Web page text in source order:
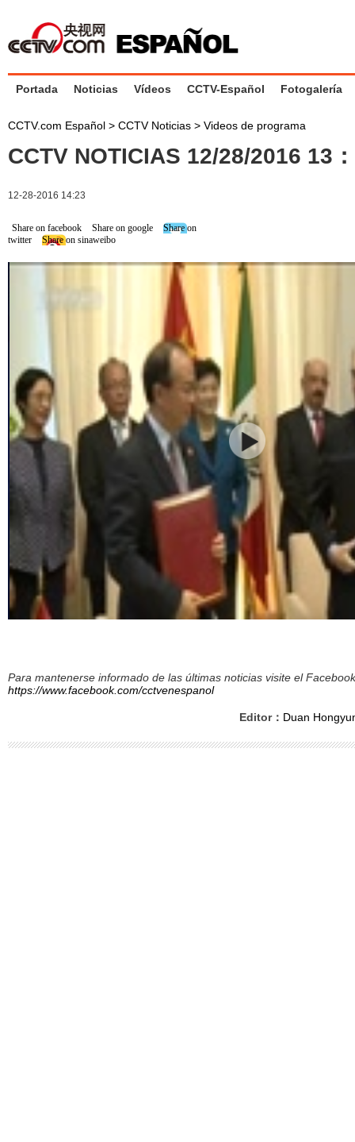
Portada Noticias Vídeos CCTV-Español Fotogalería
CCTV.com Español > CCTV Noticias > Videos de programa
CCTV NOTICIAS 12/28/2016 13
12-28-2016 14:23
Share on facebook Share on google
Share on
twitter
Share on sinaweibo
Para mantenerse informado de las últimas noticias visite el
https://www.facebook.com/cctvenespanol
Editor： Duan